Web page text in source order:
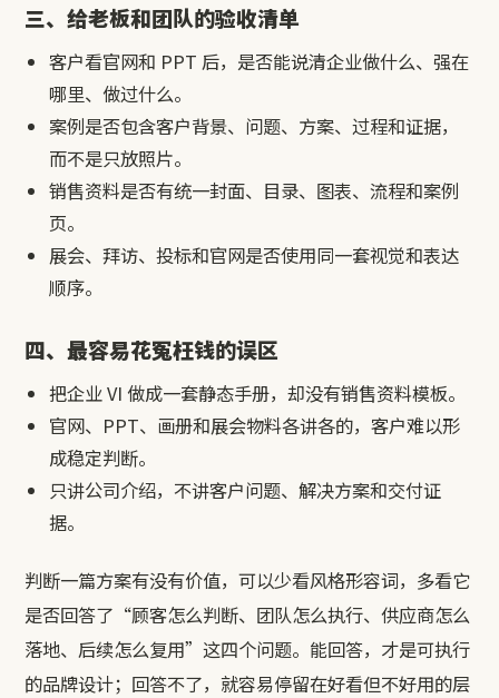
三、给老板和团队的验收清单
客户看官网和 PPT 后，是否能说清企业做什么、强在
哪里、做过什么。
案例是否包含客户背景、问题、方案、过程和证据，
而不是只放照片。
销售资料是否有统一封面、目录、图表、流程和案例
页。
展会、拜访、投标和官网是否使用同一套视觉和表达
顺序。
四、最容易花冤枉钱的误区
把企业 VI 做成一套静态手册，却没有销售资料模板。
官网、PPT、画册和展会物料各讲各的，客户难以形
成稳定判断。
只讲公司介绍，不讲客户问题、解决方案和交付证
据。
判断一篇方案有没有价值，可以少看风格形容词，多看它
是否回答了“顾客怎么判断、团队怎么执行、供应商怎么
落地、后续怎么复用”这四个问题。能回答，才是可执行
的品牌设计；回答不了，就容易停留在好看但不好用的层